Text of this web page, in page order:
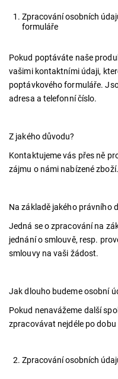
Zpracování osobních
formuláře
Pokud poptáváte naše
vašimi kontaktními údaji,
poptávkového formuláře.
adresa a telefonní číslo.
Z jakého důvodu?
Kontaktujeme vás přes ně
zájmu o námi nabízené zboží.
Na základě jakého právního
Jedná se o zpracování na
jednání o smlouvě, resp.
smlouvy na vaši žádost.
Jak dlouho budeme osobní
Pokud nenavážeme další
zpracovávat nejdéle po
Zpracování osobních